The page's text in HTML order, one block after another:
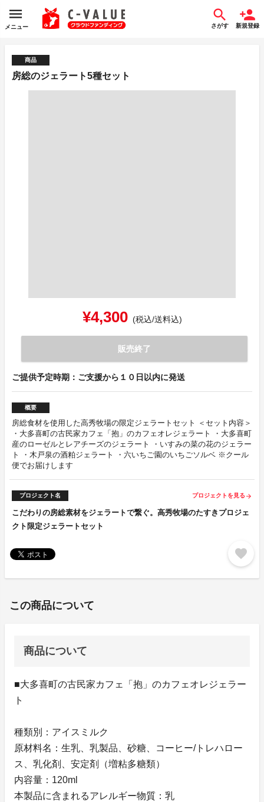
メニュー さがす 新規登録
商品
房総のジェラート5種セット
¥4,300 (税込/送料込)
販売終了
ご提供予定時期：ご支援から１０日以内に発送
概要
房総食材を使用した高秀牧場の限定ジェラートセット ＜セット内容＞
・大多喜町の古民家カフェ「抱」のカフェオレジェラート ・大多喜町
産のローゼルとレアチーズのジェラート ・いすみの菜の花のジェラー
ト ・木戸泉の酒粕ジェラート ・六いちご園のいちごソルベ ※クール
便でお届けします
プロジェクト名 プロジェクトを見る arrow_forward
こだわりの房総素材をジェラートで繋ぐ。高秀牧場のたすきプロジェ
クト限定ジェラートセット
favorite
この商品について
商品について
■大多喜町の古民家カフェ「抱」のカフェオレジェラー
ト
種類別：アイスミルク
原材料名：生乳、乳製品、砂糖、コーヒー/トレハロー
ス、乳化剤、安定剤（増粘多糖類）
内容量：120ml
本製品に含まれるアレルギー物質：乳